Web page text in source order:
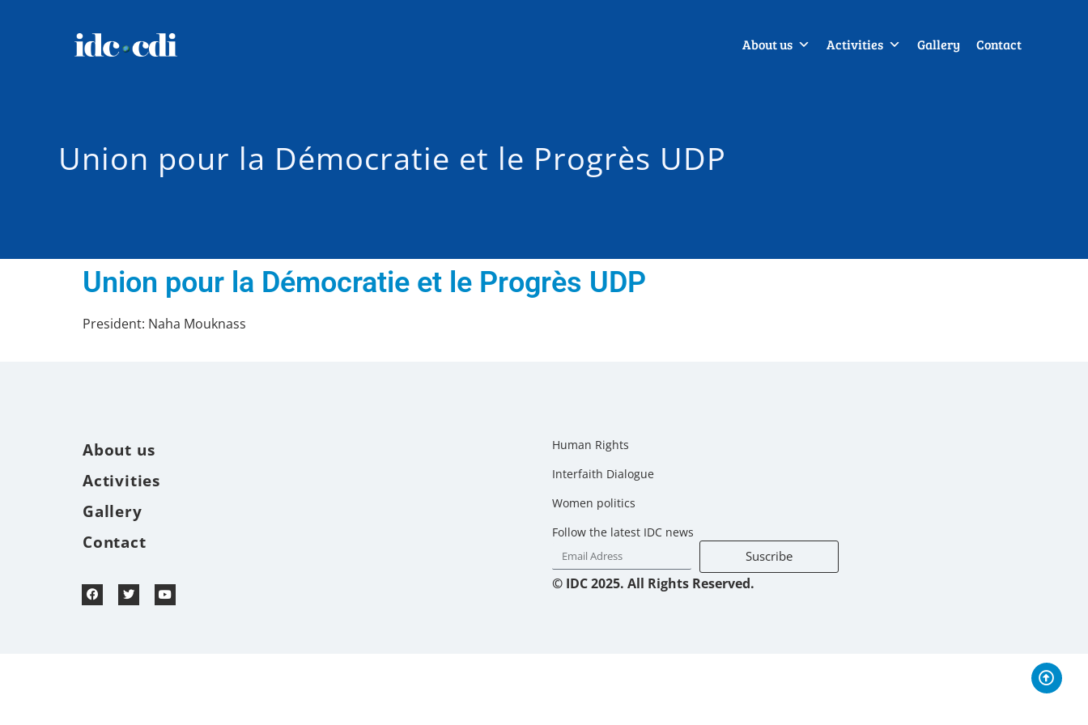
About us Activities Gallery Contact
Union pour la Démocratie et le Progrès UDP
Union pour la Démocratie et le Progrès UDP
President: Naha Mouknass
About us
Activities
Gallery
Contact
Human Rights
Interfaith Dialogue
Women politics
Follow the latest IDC news
Suscribe
© IDC 2025. All Rights Reserved.